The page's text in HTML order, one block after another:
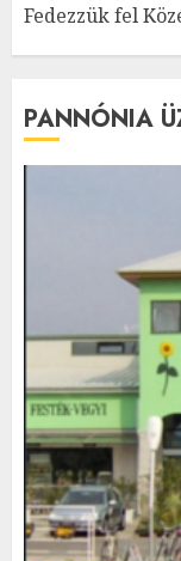
Fedezzük fel
PANNÓNIA